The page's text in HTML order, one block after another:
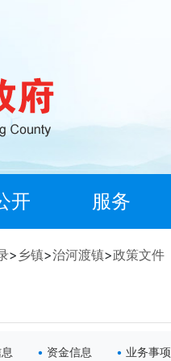
开 服务
> 乡镇>治河渡镇>政策文件
资金信息 业务事项